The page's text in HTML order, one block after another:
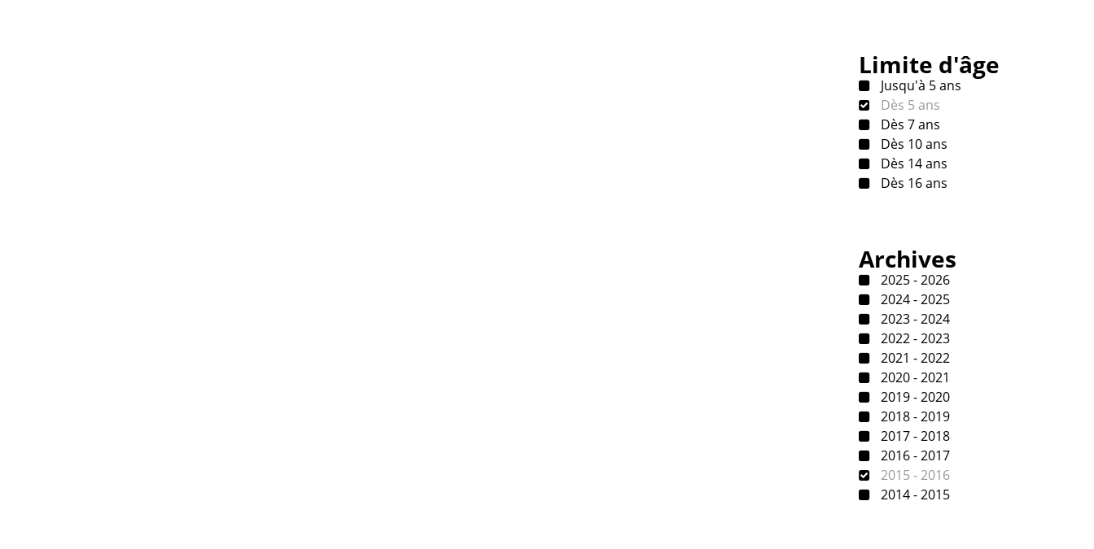
Limite d'âge
Jusqu'à 5 ans
Dès 5 ans
Dès 7 ans
Dès 10 ans
Dès 14 ans
Dès 16 ans
Archives
2025 - 2026
2024 - 2025
2023 - 2024
2022 - 2023
2021 - 2022
2020 - 2021
2019 - 2020
2018 - 2019
2017 - 2018
2016 - 2017
2015 - 2016
2014 - 2015